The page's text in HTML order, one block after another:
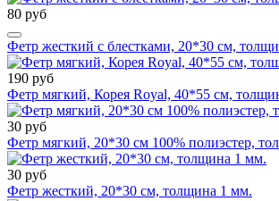
80 руб
Фетр жесткий с блестками, 20*30 см,
190 руб
Фетр мягкий, Корея Royal, 40*55 см,
30 руб
Фетр мягкий, 20*30 см 100% полиэстер,
30 руб
Фетр жесткий, 20*30 см, толщина 1 мм.